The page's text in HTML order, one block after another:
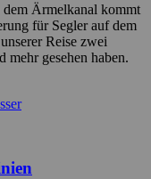
Ärmelkanal kommt
für Segler auf dem
Reise zwei
gesehen haben.